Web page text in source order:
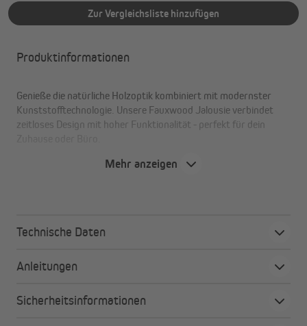
Zur Vergleichsliste hinzufügen
Produktinformationen
Genieße die natürliche Holzoptik kombiniert mit modernster
Kunststofftechnologie. Unsere Fauxwood Jalousie verbindet
zeitloses Design mit hoher Funktionalität - perfekt für dein
Individuelle Lichtregulierung
Einfache Montage und Bedienung
Umfangreicher Lieferumfang
Lamellen bestehen zu 35 % aus recyceltem Material
Mehr anzeigen
Technische Daten
Anleitungen
Sicherheitsinformationen